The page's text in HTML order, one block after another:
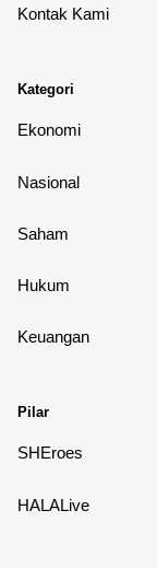
Kontak Kami
Kategori
Ekonomi
Nasional
Saham
Hukum
Keuangan
Pilar
SHEroes
HALALive